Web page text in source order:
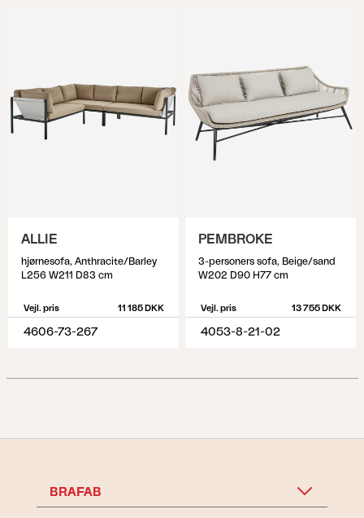
ALLIE
hjørnesofa, Anthracite/Barley
L256 W211 D83 cm
Vejl. pris 11 185 DKK
4606-73-267
PEMBROKE
3-personers sofa, Beige/sand
W202 D90 H77 cm
Vejl. pris 13 755 DKK
4053-8-21-02
BRAFAB